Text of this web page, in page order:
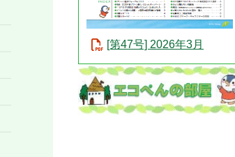
[第47号] 2026年3月